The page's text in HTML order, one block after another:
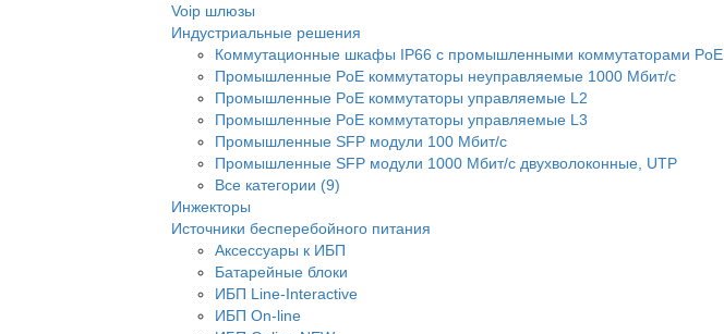
Voip шлюзы
Индустриальные решения
Коммутационные шкафы IP66 c промышленными коммутаторами PoE
Промышленные PoE коммутаторы неуправляемые 1000 Мбит/с
Промышленные PoE коммутаторы управляемые L2
Промышленные PoE коммутаторы управляемые L3
Промышленные SFP модули 100 Мбит/c
Промышленные SFP модули 1000 Мбит/c двухволоконные, UTP
Все категории (9)
Инжекторы
Источники бесперебойного питания
Аксессуары к ИБП
Батарейные блоки
ИБП Line-Interactive
ИБП On-line